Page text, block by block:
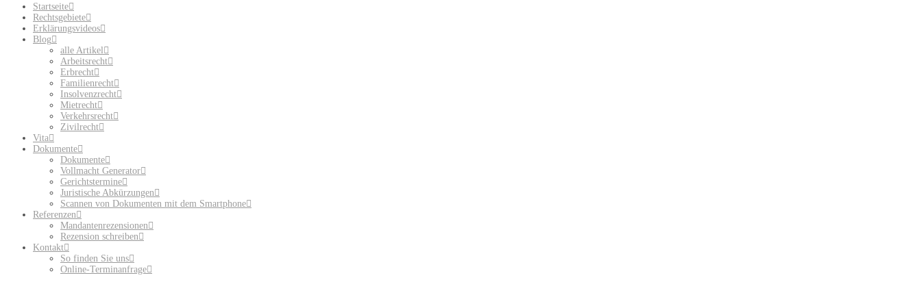
Startseite
Rechtsgebiete
Erklärungsvideos
Blog
alle Artikel
Arbeitsrecht
Erbrecht
Familienrecht
Insolvenzrecht
Mietrecht
Verkehrsrecht
Zivilrecht
Vita
Dokumente
Dokumente
Vollmacht Generator
Gerichtstermine
Juristische Abkürzungen
Scannen von Dokumenten mit dem Smartphone
Referenzen
Mandantenrezensionen
Rezension schreiben
Kontakt
So finden Sie uns
Online-Terminanfrage